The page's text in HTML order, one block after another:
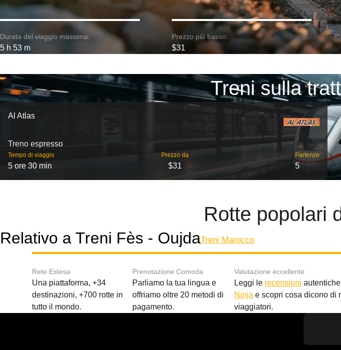
Durata del viaggio massima:
5 h 53 m
Prezzo più basso:
$31
Treni sulla
Al Atlas
Treno espresso
Tempo di viaggio
5 ore 30 min
Prezzo da
$31
Partenze
5
Rotte popolari
Relativo a Treni Fès - OujdaTreni Marocco
Rete Estesa
Una piattaforma, +34
destinazioni, +700 rotte in
tutto il mondo.
Prenotazione Comoda
Parliamo la tua lingua e
offriamo oltre 20 metodi di
pagamento.
Valutazione eccellente
Leggi le recensioni
Ninja e scopri cosa dicono di
viaggiatori.